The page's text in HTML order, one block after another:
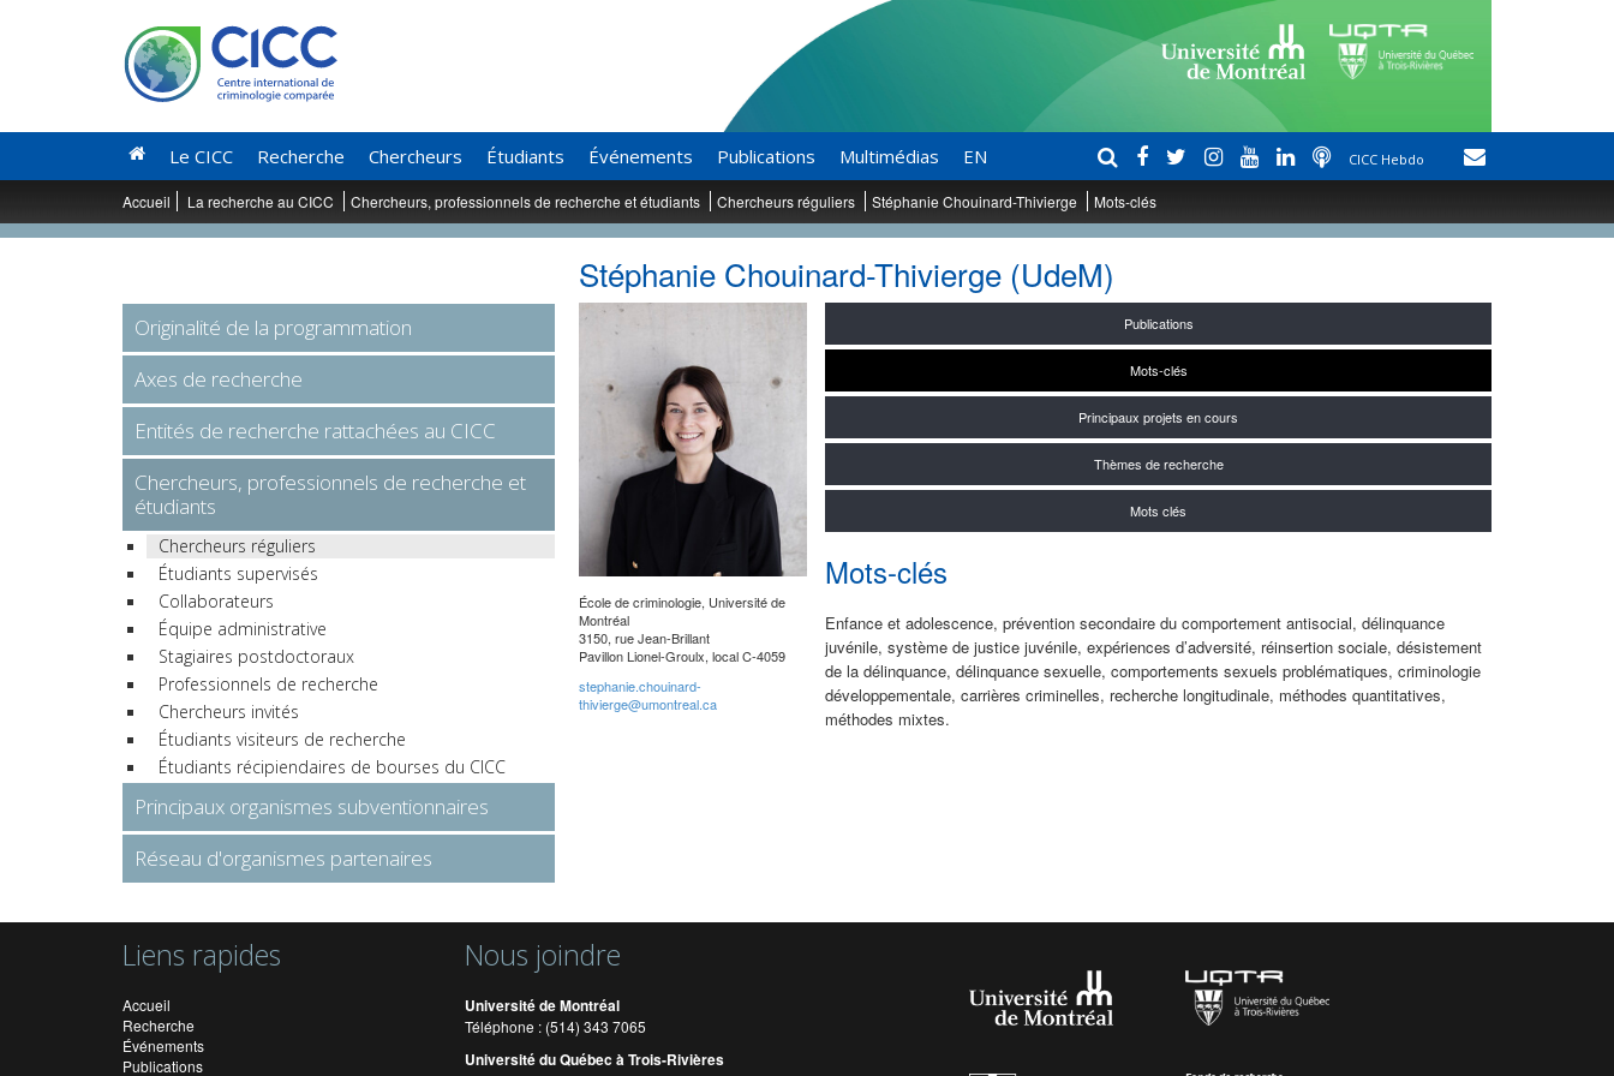
Le CICC Recherche Chercheurs Étudiants Événements Publications Multimédias EN CICC Hebdo
Accueil La recherche au CICC Chercheurs, professionnels de recherche et étudiants Chercheurs réguliers Stéphanie Chouinard-Thivierge Mots-clés
Stéphanie Chouinard-Thivierge (UdeM)
École de criminologie, Université de
Montréal
3150, rue Jean-Brillant
Pavillon Lionel-Groulx, local C-4059
stephanie.chouinard-
thivierge@umontreal.ca
Publications
Mots-clés
Principaux projets en cours
Thèmes de recherche
Mots clés
Mots-clés
Enfance et adolescence, prévention secondaire du comportement antisocial, délinquance
juvénile, système de justice juvénile, expériences d’adversité, réinsertion sociale, désistement
de la délinquance, délinquance sexuelle, comportements sexuels problématiques, criminologie
développementale, carrières criminelles, recherche longitudinale, méthodes quantitatives,
méthodes mixtes.
Originalité de la programmation
Axes de recherche
Entités de recherche rattachées au CICC
Chercheurs, professionnels de recherche et
étudiants
Chercheurs réguliers
Étudiants supervisés
Collaborateurs
Équipe administrative
Stagiaires postdoctoraux
Professionnels de recherche
Chercheurs invités
Étudiants visiteurs de recherche
Étudiants récipiendaires de bourses du CICC
Principaux organismes subventionnaires
Réseau d'organismes partenaires
Liens rapides
Accueil
Recherche
Événements
Publications
Nous joindre
Université de Montréal
Téléphone : (514) 343 7065
Université du Québec à Trois-Rivières